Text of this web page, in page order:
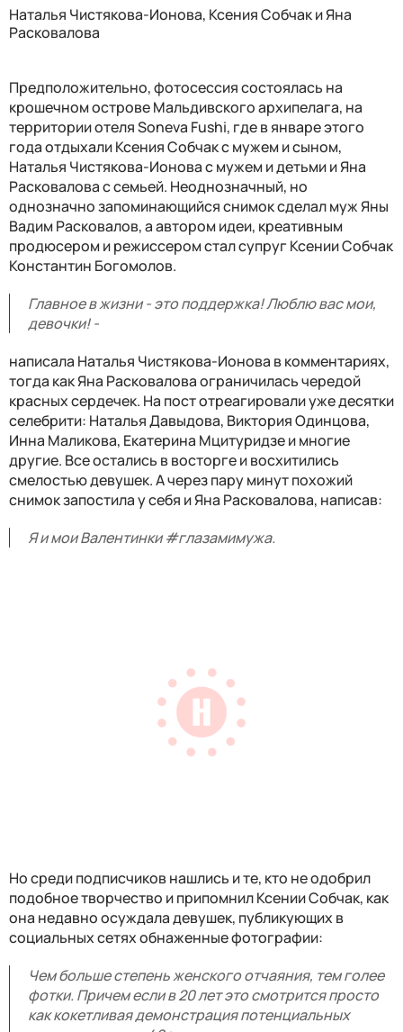
Наталья Чистякова-Ионова, Ксения Собчак и Яна
Расковалова
Предположительно, фотосессия состоялась на
крошечном острове Мальдивского архипелага, на
территории отеля Soneva Fushi, где в январе этого
года отдыхали Ксения Собчак с мужем и сыном,
Наталья Чистякова-Ионова с мужем и детьми и Яна
Расковалова с семьей. Неоднозначный, но
однозначно запоминающийся снимок сделал муж Яны
Вадим Расковалов, а автором идеи, креативным
продюсером и режиссером стал супруг Ксении Собчак
Константин Богомолов.
Главное в жизни - это поддержка! Люблю вас мои,
девочки! -
написала Наталья Чистякова-Ионова в комментариях,
тогда как Яна Расковалова ограничилась чередой
красных сердечек. На пост отреагировали уже десятки
селебрити: Наталья Давыдова, Виктория Одинцова,
Инна Маликова, Екатерина Мцитуридзе и многие
другие. Все остались в восторге и восхитились
смелостью девушек. А через пару минут похожий
снимок запостила у себя и Яна Расковалова, написав:
Я и мои Валентинки #глазамимужа.
Но среди подписчиков нашлись и те, кто не одобрил
подобное творчество и припомнил Ксении Собчак, как
она недавно осуждала девушек, публикующих в
социальных сетях обнаженные фотографии:
Чем больше степень женского отчаяния, тем голее
фотки. Причем если в 20 лет это смотрится просто
как кокетливая демонстрация потенциальных